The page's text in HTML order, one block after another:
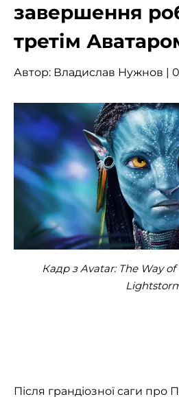
завершення
третім
Автор: Владислав Нужнов |
Кадр з Avatar: The Way
Після грандіозної саги